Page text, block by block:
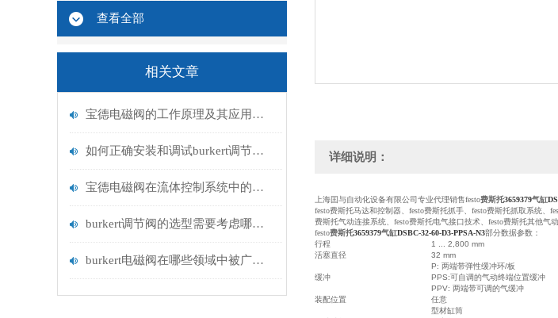
查看全部
相关文章
宝德电磁阀的工作原理及其应用领域
如何正确安装和调试burkert调节阀？
宝德电磁阀在流体控制系统中的应用
burkert调节阀的选型需要考虑哪些因素？
burkert电磁阀在哪些领域中被广泛应用？
详细说明：
上海囯与自动化设备有限公司专业代理销售festo费斯托3659379气缸
festo费斯托马达和控制器、festo费斯托抓手、festo费斯托抓取系统、
费斯托气动连接系统、festo费斯托电气接口技术、festo费斯托其他气
festo费斯托3659379气缸DSBC-32-60-D3-PPSA-N3部分数据参数：
行程
1 ... 2,800 mm
活塞直径
32 mm
缓冲
P: 两端带弹性缓冲环/板
PPS:可自调的气动终端位置缓冲
PPV: 两端带可调的气缓冲
装配位置
任意
型材缸筒